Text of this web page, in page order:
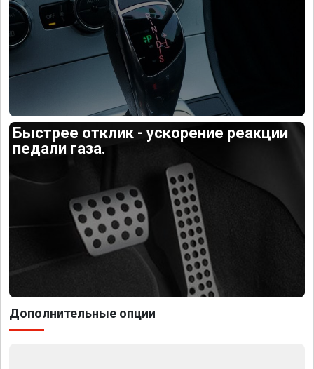
Быстрее отклик - ускорение реакции
педали газа.
Дополнительные опции